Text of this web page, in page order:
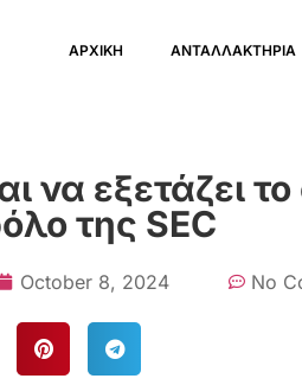
ΑΡΧΙΚΗ ΑΝΤΑΛΛΑΚΤΗΡΙΑ
να εξετάζει
της SEC
October 8, 2024 No